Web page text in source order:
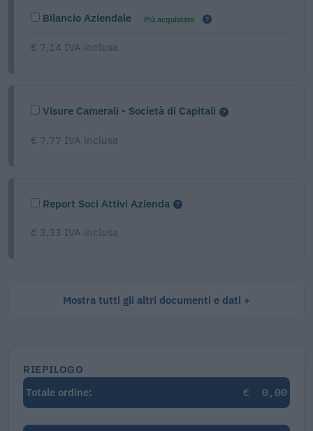
Bilancio Aziendale Più acquistato
€ 7,14 IVA inclusa
Visure Camerali - Società di Capitali
€ 7,77 IVA inclusa
Report Soci Attivi Azienda
€ 3,33 IVA inclusa
Mostra tutti gli altri documenti e dati
RIEPILOGO
Totale ordine:
€ 0,00